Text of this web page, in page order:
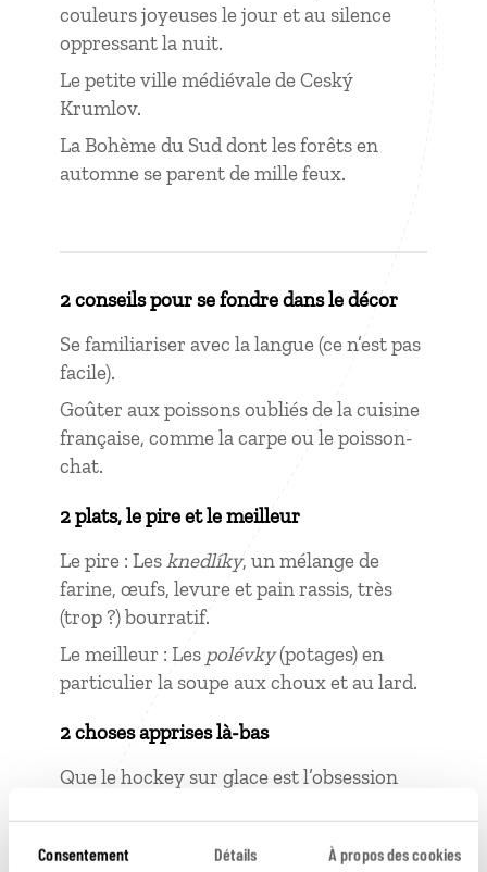
Consentement Détails À propos des cookies
couleurs joyeuses le jour et au silence
oppressant la nuit.
Le petite ville médiévale de Ceský
Krumlov.
La Bohème du Sud dont les forêts en
automne se parent de mille feux.
2 conseils pour se fondre dans le décor
Se familiariser avec la langue (ce n’est pas
facile).
Goûter aux poissons oubliés de la cuisine
française, comme la carpe ou le poisson-
chat.
2 plats, le pire et le meilleur
Le pire : Lesknedlíky, un mélange de
farine, œufs, levure et pain rassis, très
(trop ?) bourratif.
Le meilleur : Les polévky(potages) en
particulier la soupe aux choux et au lard.
2 choses apprises là-bas
Que le hockey sur glace est l’obsession
des petits garçons.